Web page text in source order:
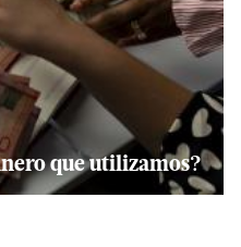
que utilizamos?